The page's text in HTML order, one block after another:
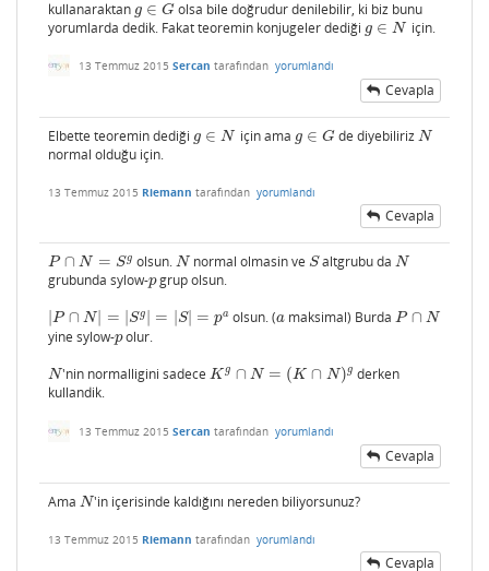
kullanaraktan g ∈ G
g ∈G
olsa bile doğrudur denilebilir, ki biz bunu
yorumlarda dedik. Fakat teoremin konjugeler dediği g ∈ N
g ∈N için.
13 Temmuz 2015 Sercan tarafından yorumlandı
Cevapla
Elbette teoremin dediği g ∈ N
g ∈N için ama g ∈ G
g∈G de diyebiliriz N
N
normal olduğu için.
13 Temmuz 2015 Riemann tarafından yorumlandı
Cevapla
P ∩ N = Sg
P∩N =Sg olsun.N
N normal olmasin veS
Saltgrubu daN
N
grubunda sylow-p
pgrup olsun.
P ∩ N = Sg = S| = pa
|P∩N |= Sg =|S |= a olsun. (a
a maksimal) BurdaP ∩ N
P∩N
yine sylow-p
polur.
N
N 'nin normalligini sadece Kg ∩ N = (K ∩ N)g
Kg∩ N=(K∩N )g
derken
kullandik.
13 Temmuz 2015 Sercan tarafından yorumlandı
Cevapla
Ama N
N 'in içerisinde kaldığını nereden biliyorsunuz?
13 Temmuz 2015 Riemann tarafından yorumlandı
Cevapla